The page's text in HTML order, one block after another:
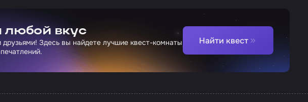
любой вкус
Здесь вы найдете лучшие квест-комнаты
Найти квест